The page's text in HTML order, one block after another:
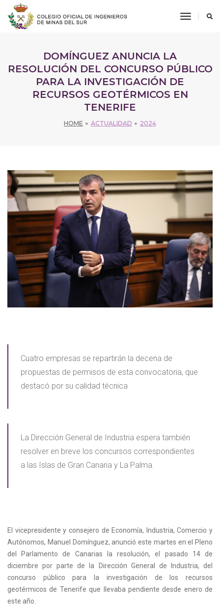
toggle
DOMÍNGUEZ ANUNCIA LA
RESOLUCIÓN DEL CONCURSO PÚBLICO
PARA LA INVESTIGACIÓN DE
RECURSOS GEOTÉRMICOS EN
TENERIFE
HOME ACTUALIDAD 2024
Cuatro empresas se repartirán la decena de
propuestas de permisos de esta convocatoria, que
destacó por su calidad técnica
La Dirección General de Industria espera también
resolver en breve los concursos correspondientes
a las Islas de Gran Canaria y La Palma.
El vicepresidente y consejero de Economía, Industria, Comercio y
Autónomos, Manuel Domínguez, anunció este martes en el Pleno
del Parlamento de Canarias la resolución, el pasado 14 de
diciembre por parte de la Dirección General de Industria, del
concurso público para la investigación de los recursos
geotérmicos de Tenerife que llevaba pendiente desde enero de
este año.